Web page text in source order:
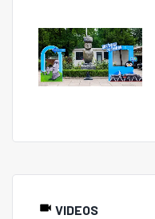
VIDEOS